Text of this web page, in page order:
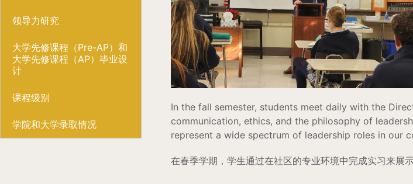
领导力研究
大学先修课程（Pre-AP）和
大学先修课程（AP）毕业设
计
课程级别
学院和大学录取情况
In the fall semester, students meet daily with the
communication, ethics, and the philosophy of
represent a wide spectrum of leadership roles in our
在春季学期，学生通过在社区的专业环境中完成实习来展